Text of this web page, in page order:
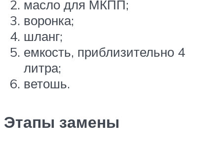
масло для МКПП;
воронка;
шланг;
емкость, приблизительно 4
литра;
ветошь.
Этапы замены